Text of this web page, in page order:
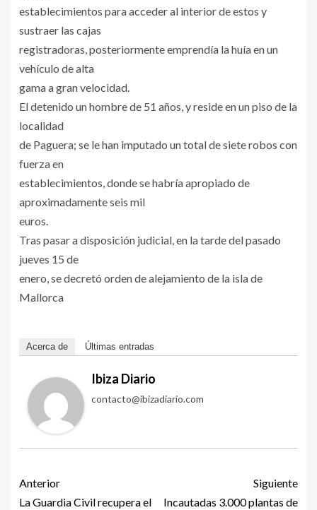
establecimientos para acceder al interior de estos y
sustraer las cajas
registradoras, posteriormente emprendía la huía en un
vehículo de alta
gama a gran velocidad.
El detenido un hombre de 51 años, y reside en un piso de la
localidad
de Paguera; se le han imputado un total de siete robos con
fuerza en
establecimientos, donde se habría apropiado de
aproximadamente seis mil
euros.
Tras pasar a disposición judicial, en la tarde del pasado
jueves 15 de
enero, se decretó orden de alejamiento de la isla de
Mallorca
Acerca de Últimas entradas
Ibiza Diario
contacto@ibizadiario.com
Anterior
La Guardia Civil recupera el
Siguiente
Incautadas 3.000 plantas de